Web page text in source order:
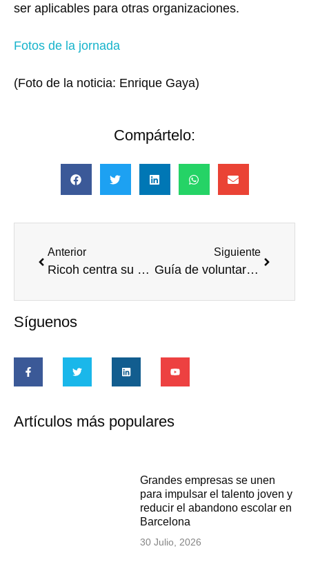
ser aplicables para otras organizaciones.
Fotos de la jornada
(Foto de la noticia: Enrique Gaya)
Compártelo:
Anterior
Ricoh centra su Mes Solidario en la lucha contra la pobreza infantil
Siguiente
Guía de voluntariado corporativo
Síguenos
Artículos más populares
Grandes empresas se unen
para impulsar el talento joven y
reducir el abandono escolar en
Barcelona
30 Julio, 2026